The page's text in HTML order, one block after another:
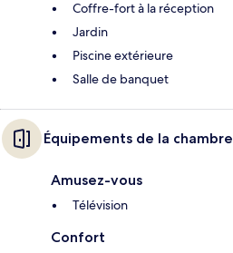
Coffre-fort à la réception
Jardin
Piscine extérieure
Salle de banquet
Équipements de la chambre
Amusez-vous
Télévision
Confort